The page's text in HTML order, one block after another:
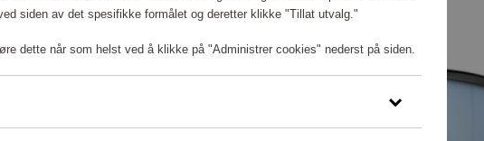
siden av det spesifikke formålet og deretter klikke "Tillat utvalg."
dette når som helst ved å klikke på "Administrer cookies" nederst på siden.